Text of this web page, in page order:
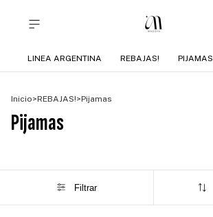
LINEA ARGENTINA REBAJAS! PIJAMAS
Inicio>REBAJAS!>Pijamas
Pijamas
Filtrar